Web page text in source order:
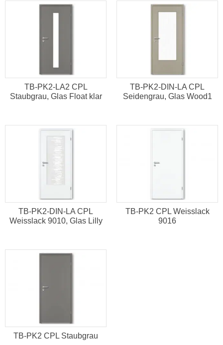
TB-PK2-LA2 CPL
Staubgrau, Glas Float klar
TB-PK2-DIN-LA CPL
Seidengrau, Glas Wood1
TB-PK2-DIN-LA CPL
Weisslack 9010, Glas Lilly
TB-PK2 CPL Weisslack
9016
TB-PK2 CPL Staubgrau